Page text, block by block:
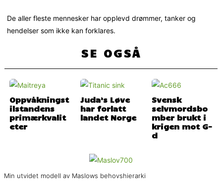
De aller fleste mennesker har opplevd drømmer, tanker og
hendelser som ikke kan forklares.
SE OGSÅ
Oppvåkningst
ilstandens
primærkvalit
eter
Juda’s Løve
har forlatt
landet Norge
Svensk
selvmordsbo
mber brukt i
krigen mot G-
d
Min utvidet modell av Maslows behovshierarki